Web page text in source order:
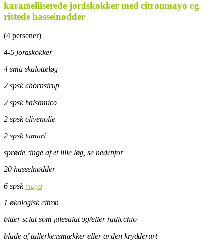
karamelliserede jordskokker med citronmayo og
ristede hasselnødder
(4 personer)
4-5 jordskokker
4 små skalotteløg
2 spsk ahornsirup
2 spsk balsamico
2 spsk olivenolie
2 spsk tamari
sprøde ringe af et lille løg, se nedenfor
20 hasselnødder
6 spskmayo
1 økologisk citron
bitter salat som julesalat og/eller radicchio
blade af tallerkensmækker eller anden krydderurt